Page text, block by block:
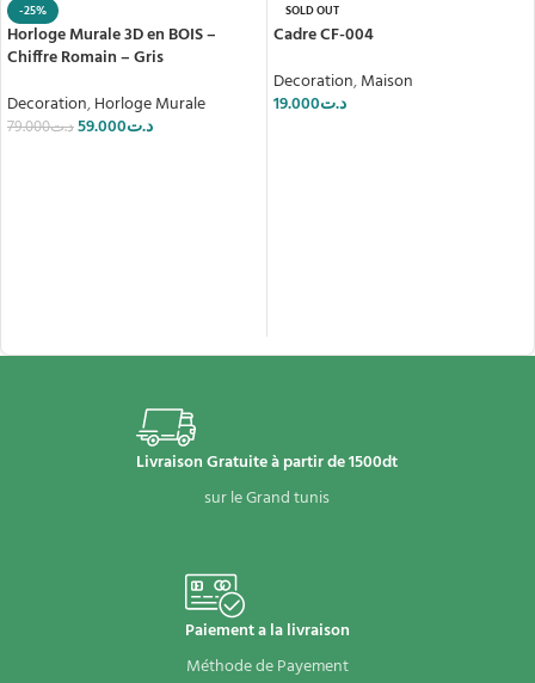
-25%
Horloge Murale 3D en BOIS –
Chiffre Romain – Gris
Decoration,Horloge Murale
د.ت79.000 د.ت59.000
SOLD OUT
Cadre CF-004
Decoration,Maison
د.ت19.000
Livraison Gratuite à partir de 1500dt
sur le Grand tunis
Paiement a la livraison
Méthode de Payement